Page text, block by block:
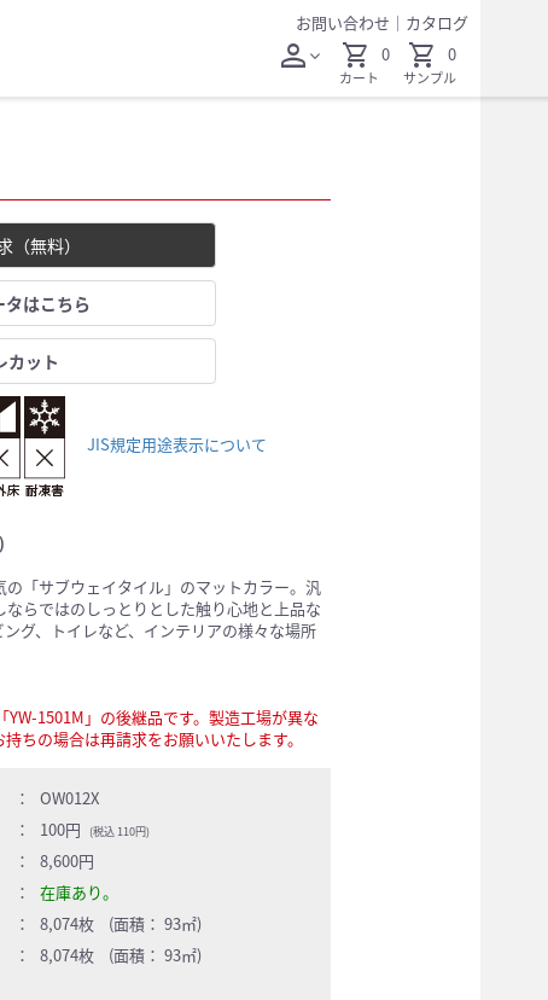
お問い合わせ ｜ カタログ
personexpand_more shopping_cart
カート
0 shopping_cart
サンプル
0
（無料）
はこちら
カット
JIS規定用途表示について
「サブウェイタイル」のマットカラー。汎
らではのしっとりとした触り心地と上品な
グ、トイレなど、インテリアの様々な場所
1501M」の後継品です。製造工場が異な
ちの場合は再請求をお願いいたします。
：
OW012X
： 100円 (税込 110円)
：
8,600円
：
在庫あり。
：
8,074枚 (面積： 93㎡)
： 8,074枚 (面積： 93㎡)